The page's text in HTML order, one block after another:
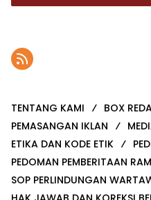
TENTANG KAMI
BOX
PEMASANGAN IKLAN
ETIKA DAN KODE ETIK
PEDOMAN PEMBERITAAN
SOP PERLINDUNGAN